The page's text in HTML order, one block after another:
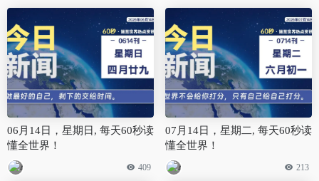
06月14日，星期日, 每天60秒读
懂全世界！
409
07月14日，星期二, 每天60秒读
懂全世界！
213